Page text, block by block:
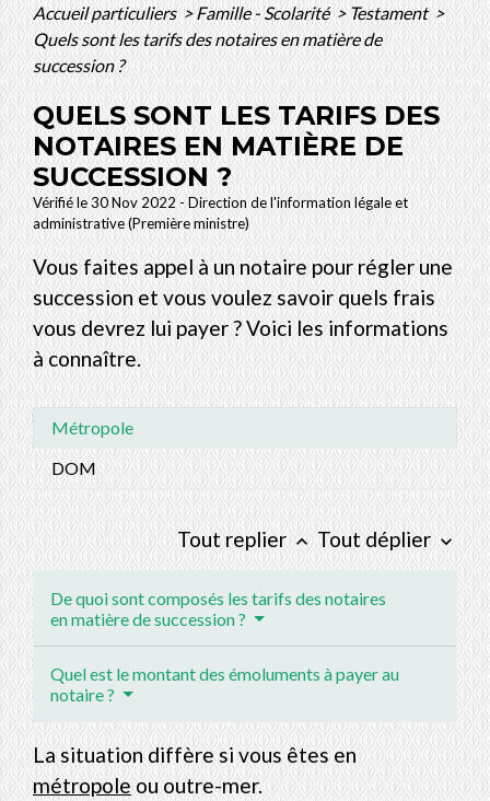
Accueil particuliers>Famille - Scolarité> Testament>
Quels sont les tarifs des notaires en matière de
succession ?
QUELS SONT LES TARIFS DES
NOTAIRES EN MATIÈRE DE
SUCCESSION ?
Vérifié le 30 Nov 2022 - Direction de l'information légale et
administrative (Première ministre)
Vous faites appel à un notaire pour régler une
succession et vous voulez savoir quels frais
vous devrez lui payer ? Voici les informations
à connaître.
Métropole
DOM
Tout replierkeyboard_arrow_up Tout déplier keyboard_arrow_down
De quoi sont composés les tarifs des notaires
en matière de succession ?
Quel est le montant des émoluments à payer au
notaire ?
La situation diffère si vous êtes en
métropoleou outre-mer.